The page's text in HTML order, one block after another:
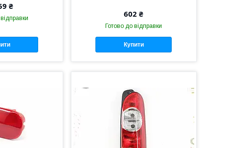
₴
602 ₴
Готово до відправки
Купити